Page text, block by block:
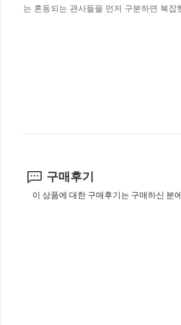
는 혼동되는 관사들을 먼저 구분하면 복잡
구매후기
이 상품에 대한 구매후기는 구매하신 분